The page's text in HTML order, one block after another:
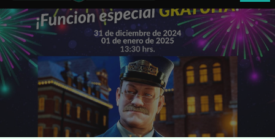
Opción Progreso
Las noticias del día a día del puerto